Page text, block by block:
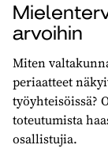
arvoihin
Miten
periaatteet
työyhteisöissä?
toteutumista
osallistujia.